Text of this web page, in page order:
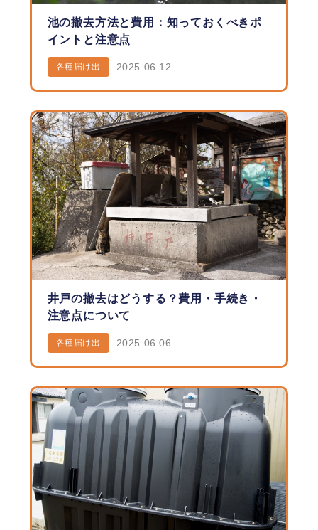
池の撤去方法と費用：知っておくべきポ
イントと注意点
各種届け出 2025.06.12
井戸の撤去はどうする？費用・手続き・
注意点について
各種届け出 2025.06.06